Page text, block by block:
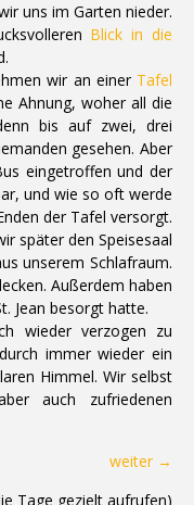
uns im Garten nieder.
Blick in die
wir an einer Tafel
Ahnung, woher all die
bis auf zwei, drei
gesehen. Aber
eingetroffen und der
und wie so oft werde
der Tafel versorgt.
später den Speisesaal
unserem Schlafraum.
Außerdem haben
Jean besorgt hatte.
wieder verzogen zu
immer wieder ein
Himmel. Wir selbst
auch zufriedenen
weiter →
Tage gezielt aufrufen)